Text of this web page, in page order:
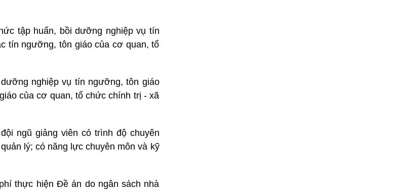
tập huấn, bồi dưỡng nghiệp vụ tín
tín ngưỡng, tôn giáo của cơ quan, tổ
nghiệp vụ tín ngưỡng, tôn giáo
của cơ quan, tổ chức chính trị - xã
ngũ giảng viên có trình độ chuyên
lý; có năng lực chuyên môn và kỹ
thực hiện Đề án do ngân sách nhà